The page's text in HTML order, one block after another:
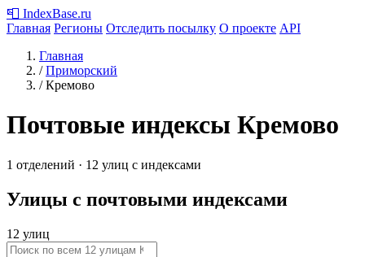
📮 IndexBase.ru
Главная Регионы Отследить посылку О проекте API
Главная
/ Приморский
/ Кремово
Почтовые индексы Кремово
1 отделений · 12 улиц с индексами
Улицы с почтовыми индексами
12 улиц